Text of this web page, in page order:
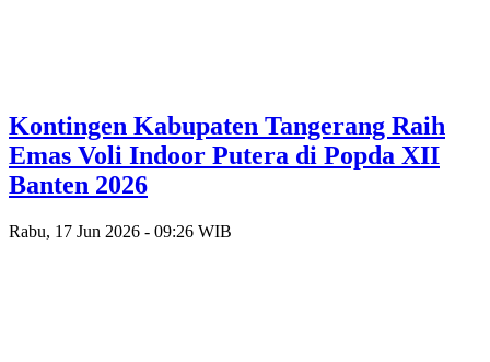
Kontingen Kabupaten Tangerang Raih
Emas Voli Indoor Putera di Popda XII
Banten 2026
Rabu, 17 Jun 2026 - 09:26 WIB